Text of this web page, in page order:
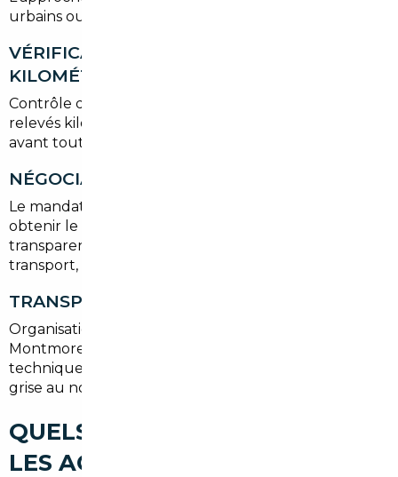
urbains ou berlinres premium selon le besoin.
VÉRIFICATION HISTORIQUE ET
KILOMÉTRAGE
Contrôle du carnet d'entretien, des factures et des
relevés kilométriques. Les anomalies sont signalées
avant toute négociation.
NÉGOCIATION ET ACHAT
Le mandataire négocie au nom de l'acheteur pour
obtenir le meilleur prix, tout en garantissant la
transparence des coûts (prix d'achat, frais de
transport, taxes).
TRANSPORT ET IMMATRICULATION
Organisation du transport sécurisé jusqu'à
Montmorency, formalités d'importation, contrôle
technique français si nécessaire et demande de carte
grise au nom de l'acheteur.
QUELS TYPES DE VOITURES
LES ACHETEURS RECHERCHENT